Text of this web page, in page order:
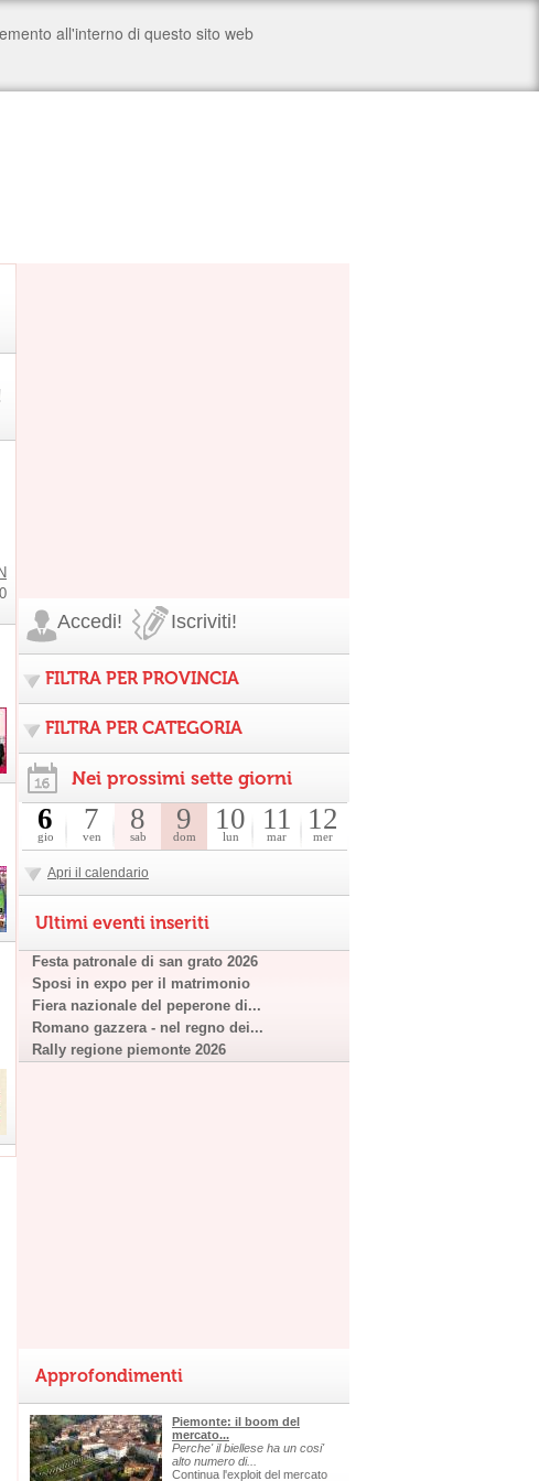
Accedi! Iscriviti!
FILTRA PER PROVINCIA
FILTRA PER CATEGORIA
Nei prossimi sette giorni
6
gio
7
ven
8
sab
9
dom
10
lun
11
mar
12
mer
Apri il calendario
Ultimi eventi inseriti
Festa patronale di san grato 2026
Sposi in expo per il matrimonio
Fiera nazionale del peperone di...
Romano gazzera - nel regno dei...
Rally regione piemonte 2026
Approfondimenti
Piemonte: il boom del
mercato...
Perche' il biellese ha un cosi'
alto numero di...
Continua l'exploit del mercato